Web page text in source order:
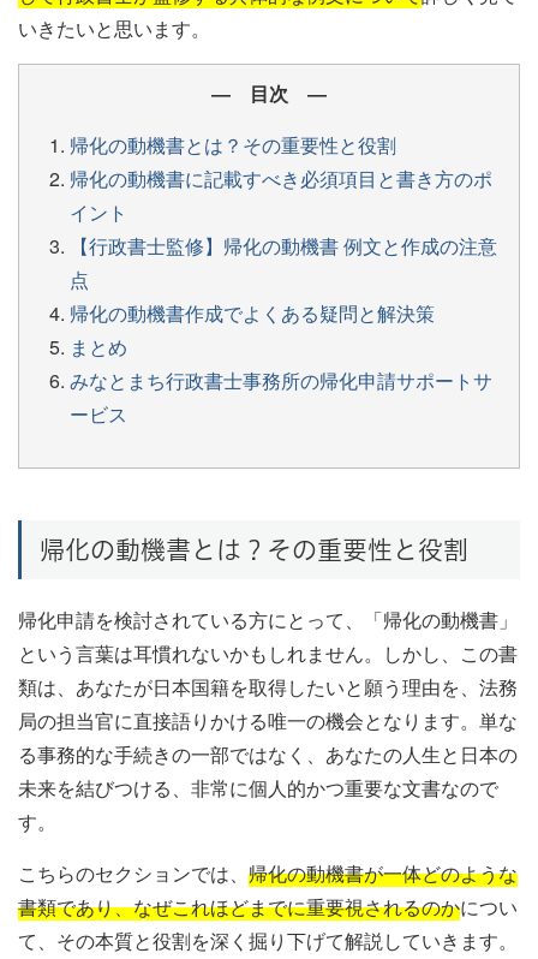
いきたいと思います。
― 目次 ―
帰化の動機書とは？その重要性と役割
帰化の動機書に記載すべき必須項目と書き方のポ
イント
【行政書士監修】帰化の動機書 例文と作成の注意
点
帰化の動機書作成でよくある疑問と解決策
まとめ
みなとまち行政書士事務所の帰化申請サポートサ
ービス
帰化の動機書とは？その重要性と役割
帰化申請を検討されている方にとって、「帰化の動機書」
という言葉は耳慣れないかもしれません。しかし、この書
類は、あなたが日本国籍を取得したいと願う理由を、法務
局の担当官に直接語りかける唯一の機会となります。単な
る事務的な手続きの一部ではなく、あなたの人生と日本の
未来を結びつける、非常に個人的かつ重要な文書なので
す。
こちらのセクションでは、 帰化の動機書が一体どのような
書類であり、なぜこれほどまでに重要視されるのかについ
て、その本質と役割を深く掘り下げて解説していきます。